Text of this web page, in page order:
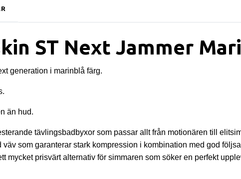
ST Next Jammer
generation i marinblå färg.
än hud.
tävlingsbadbyxor som passar allt från motionären till
väv som garanterar stark kompression i kombination med god
mycket prisvärt alternativ för simmaren som söker en perfekt